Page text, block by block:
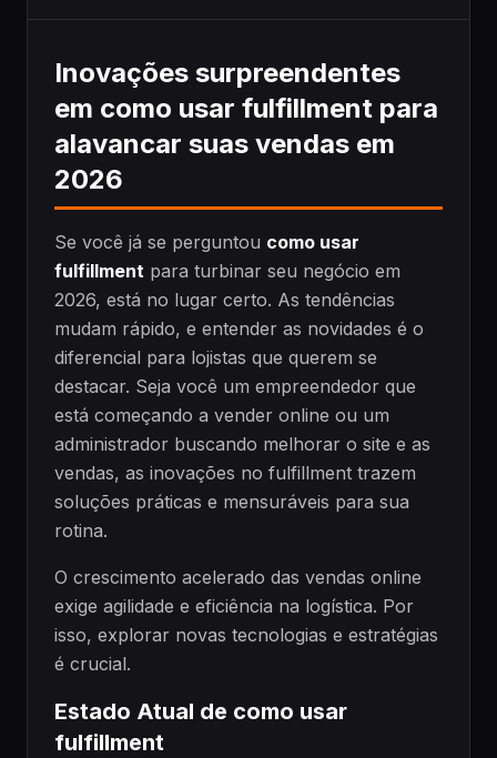
Inovações surpreendentes
em como usar fulfillment para
alavancar suas vendas em
2026
Se você já se perguntou como usar
fulfillment para turbinar seu negócio em
2026, está no lugar certo. As tendências
mudam rápido, e entender as novidades é o
diferencial para lojistas que querem se
destacar. Seja você um empreendedor que
está começando a vender online ou um
administrador buscando melhorar o site e as
vendas, as inovações no fulfillment trazem
soluções práticas e mensuráveis para sua
rotina.
O crescimento acelerado das vendas online
exige agilidade e eficiência na logística. Por
isso, explorar novas tecnologias e estratégias
é crucial.
Estado Atual de como usar
fulfillment